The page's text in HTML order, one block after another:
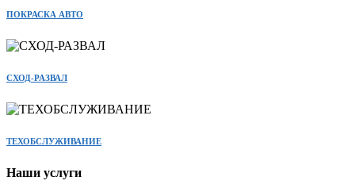
ПОКРАСКА АВТО
СХОД-РАЗВАЛ
ТЕХОБСЛУЖИВАНИЕ
Наши услуги